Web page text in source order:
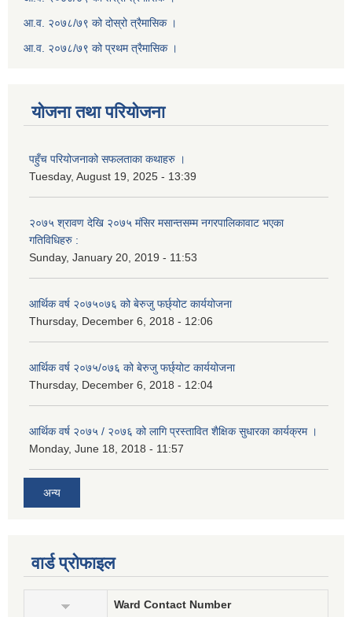
आ.व. २०७८/७९ को दोस्रो त्रैमासिक ।
आ.व. २०७८/७९ को प्रथम त्रैमासिक ।
योजना तथा परियोजना
पहुँच परियोजनाको सफलताका कथाहरु ।
Tuesday, August 19, 2025 - 13:39
२०७५ श्रावण देखि २०७५ मंसिर मसान्तसम्म नगरपालिकावाट भएका
गतिविधिहरु :
Sunday, January 20, 2019 - 11:53
आर्थिक वर्ष २०७५०७६ को बेरुजु फर्छ्योट कार्ययोजना
Thursday, December 6, 2018 - 12:06
आर्थिक वर्ष २०७५/०७६ को बेरुजु फर्छ्योट कार्ययोजना
Thursday, December 6, 2018 - 12:04
आर्थिक वर्ष २०७५ / २०७६ को लागि प्रस्तावित शैक्षिक सुधारका कार्यक्रम ।
Monday, June 18, 2018 - 11:57
अन्य
वार्ड प्रोफाइल
Ward Contact Number